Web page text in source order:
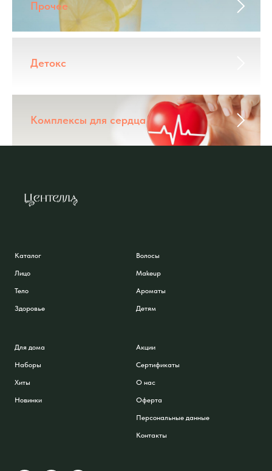
Прочее
Детокс
Комплексы для сердца
Каталог
Лицо
Тело
Здоровье
Волосы
Makeup
Ароматы
Детям
Для дома
Наборы
Хиты
Новинки
Акции
Сертификаты
О нас
Оферта
Персональные данные
Контакты